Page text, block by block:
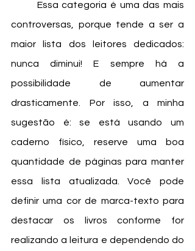
controversas, porque tende a ser a
maior lista dos leitores dedicados:
nunca diminui! E sempre há a
possibilidade de aumentar
drasticamente. Por isso, a minha
sugestão é: se está usando um
caderno físico, reserve uma boa
quantidade de páginas para manter
essa lista atualizada. Você pode
definir uma cor de marca-texto para
destacar os livros conforme for
realizando a leitura e dependendo do